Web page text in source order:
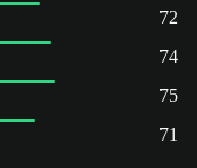
72
74
75
71